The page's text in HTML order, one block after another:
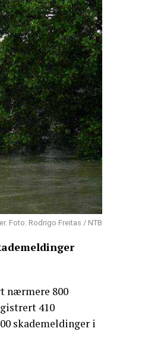
Foto: Rodrigo Freitas / NTB
nærmere 800
410
skademeldinger i